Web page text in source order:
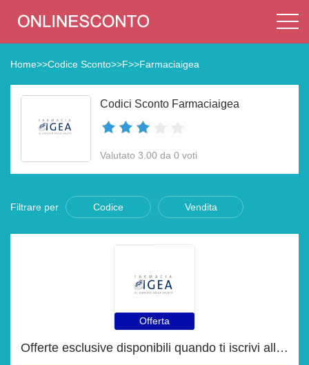
Home>>Codice Sconto>>F>>Farmaciaigea
Codici Sconto Farmaciaigea
Valutato 3.00 da 0 voti
Filtrare per Codice Vendita
Offerta
Offerte esclusive disponibili quando ti iscrivi alla newsletter